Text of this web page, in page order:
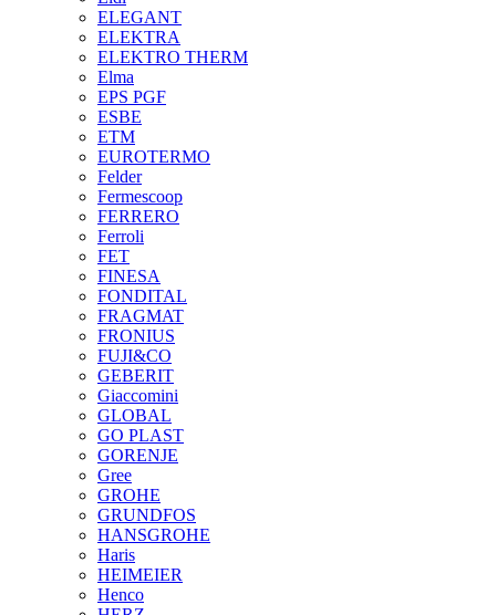
ELEGANT
ELEKTRA
ELEKTRO THERM
Elma
EPS PGF
ESBE
ETM
EUROTERMO
Felder
Fermescoop
FERRERO
Ferroli
FET
FINESA
FONDITAL
FRAGMAT
FRONIUS
FUJI&CO
GEBERIT
Giaccomini
GLOBAL
GO PLAST
GORENJE
Gree
GROHE
GRUNDFOS
HANSGROHE
Haris
HEIMEIER
Henco